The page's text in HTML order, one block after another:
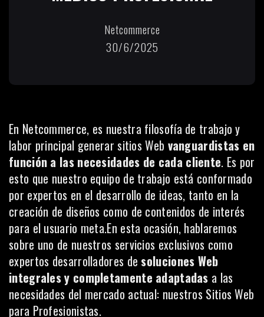
Netcommerce
30/6/2025
En Netcommerce, es nuestra filosofía de trabajo y
labor principal generar sitios Web vanguardistas en
función a las necesidades de cada cliente. Es por
esto que nuestro equipo de trabajo está conformado
por expertos en el desarrollo de ideas, tanto en la
creación de diseños como de contenidos de interés
para el usuario meta.En esta ocasión, hablaremos
sobre uno de nuestros servicios exclusivos como
expertos desarrolladores de soluciones Web
integrales y completamente adaptadas a las
necesidades del mercado actual: nuestros Sitios Web
para Profesionistas.